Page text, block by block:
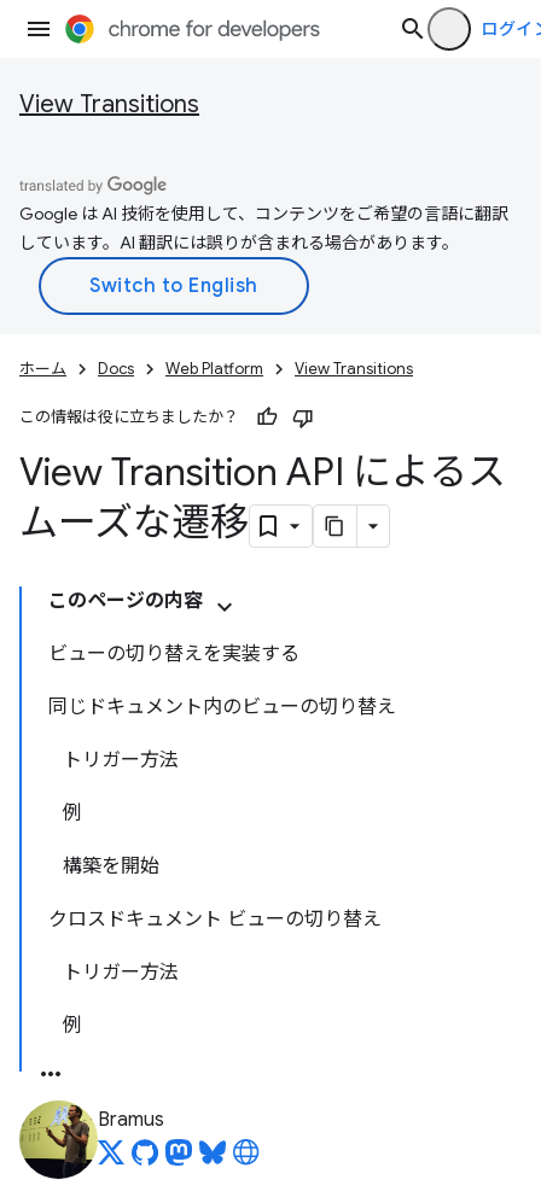
ログイ
View Transitions
Google は AI 技術を使用して、コンテンツをご希望の言語に翻訳
しています。AI 翻訳には誤りが含まれる場合があります。
ホーム Docs Web Platform View Transitions
この情報は役に立ちましたか？
View Transition API によるス
ムーズな遷移
このページの内容
ビューの切り替えを実装する
同じドキュメント内のビューの切り替え
トリガー方法
例
構築を開始
クロスドキュメント ビューの切り替え
トリガー方法
例
Bramus